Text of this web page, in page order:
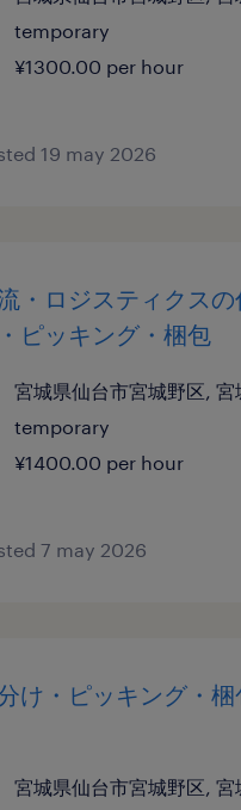
temporary
¥1300.00 per hour
19 may 2026
・ロジスティクスの
ピッキング・梱包
宮城県仙台市宮城野区, 宮
temporary
¥1400.00 per hour
7 may 2026
け・ピッキング・梱
宮城県仙台市宮城野区, 宮